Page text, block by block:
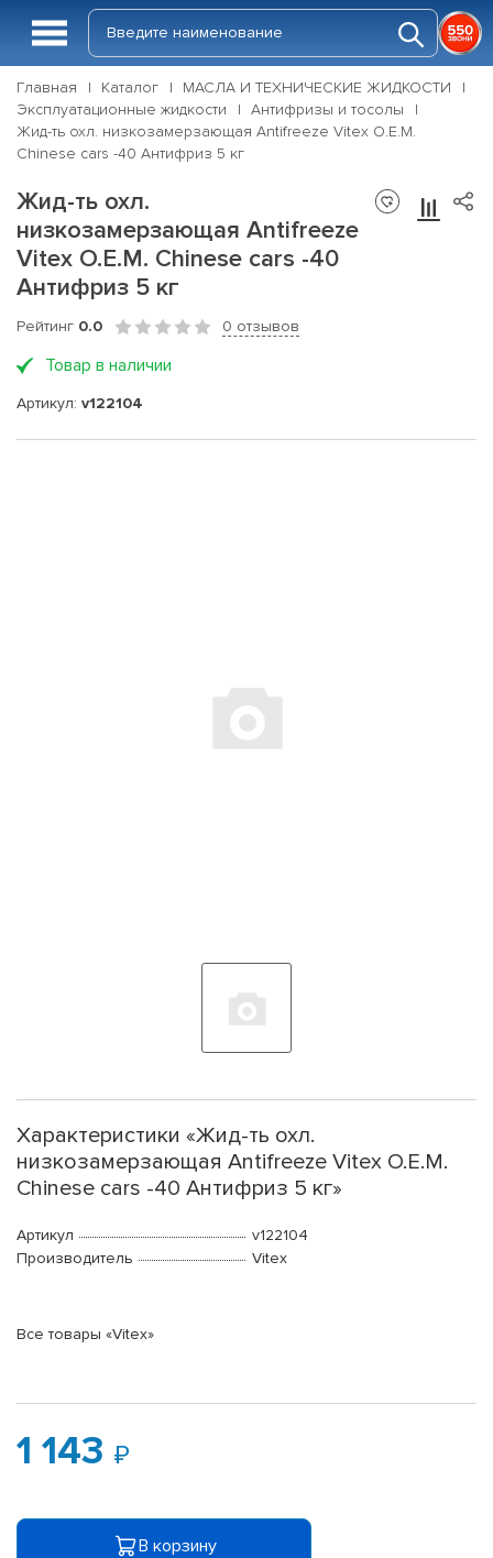
Главная Каталог
МАСЛА И ТЕХНИЧЕСКИЕ ЖИДКОСТИ
Эксплуатационные жидкости
Антифризы и тосолы
Жид-ть охл. низкозамерзающая Antifreeze Vitex O.E.M.
Chinese cars -40 Антифриз 5 кг
Жид-ть охл.
низкозамерзающая Antifreeze
Vitex O.E.M. Chinese cars -40
Антифриз 5 кг
Рейтинг 0.0 0 отзывов
Товар в наличии
Артикул: v122104
Характеристики «Жид-ть охл.
низкозамерзающая Antifreeze Vitex O.E.M.
Chinese cars -40 Антифриз 5 кг»
Артикул
v122104
Производитель
Vitex
Все товары «Vitex»
1 143
В корзину